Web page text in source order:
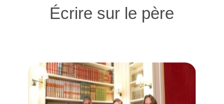
Écrire sur le père